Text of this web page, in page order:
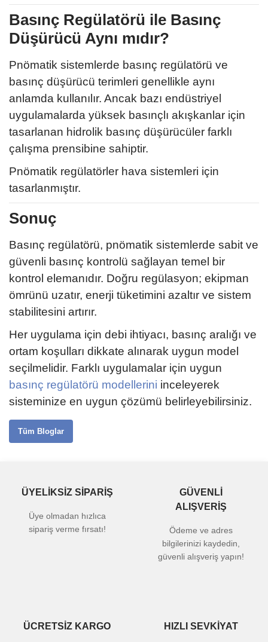
Basınç Regülatörü ile Basınç
Düşürücü Aynı mıdır?
Pnömatik sistemlerde basınç regülatörü ve
basınç düşürücü terimleri genellikle aynı
anlamda kullanılır. Ancak bazı endüstriyel
uygulamalarda yüksek basınçlı akışkanlar için
tasarlanan hidrolik basınç düşürücüler farklı
çalışma prensibine sahiptir.
Pnömatik regülatörler hava sistemleri için
tasarlanmıştır.
Sonuç
Basınç regülatörü, pnömatik sistemlerde sabit ve
güvenli basınç kontrolü sağlayan temel bir
kontrol elemanıdır. Doğru regülasyon; ekipman
ömrünü uzatır, enerji tüketimini azaltır ve sistem
stabilitesini artırır.
Her uygulama için debi ihtiyacı, basınç aralığı ve
ortam koşulları dikkate alınarak uygun model
seçilmelidir. Farklı uygulamalar için uygun
basınç regülatörü modellerini inceleyerek
sisteminize en uygun çözümü belirleyebilirsiniz.
Tüm Bloglar
ÜYELİKSİZ SİPARİŞ
Üye olmadan hızlıca
sipariş verme fırsatı!
GÜVENLİ
ALIŞVERİŞ
Ödeme ve adres
bilgilerinizi kaydedin,
güvenli alışveriş yapın!
ÜCRETSİZ KARGO HIZLI SEVKİYAT